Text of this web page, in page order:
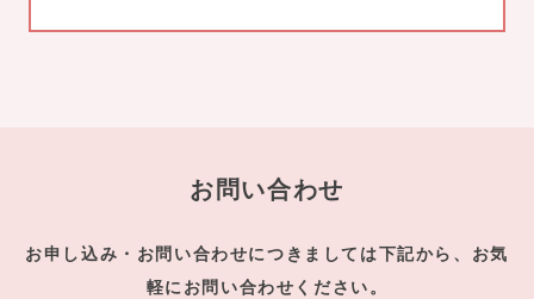
お問い合わせ
お申し込み・お問い合わせにつきましては下記から、お気
軽にお問い合わせください。